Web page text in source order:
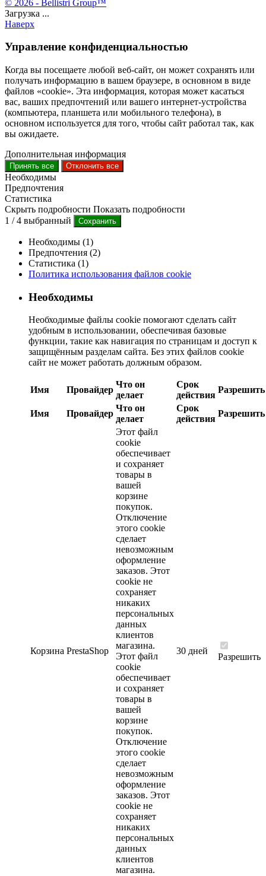
© 2026 - Bellistri Group™
Загрузка ...
Наверх
Управление конфиденциальностью
Когда вы посещаете любой веб-сайт, он может сохранять или
получать информацию в вашем браузере, в основном в виде
файлов «cookie». Эта информация, которая может касаться
вас, ваших предпочтений или вашего интернет-устройства
(компьютера, планшета или мобильного телефона), в
основном используется для того, чтобы сайт работал так, как
вы ожидаете.
Дополнительная информация
Принять все Отклонить все
Необходимы
Предпочтения
Статистика
Скрыть подробности Показать подробности
1 /4 выбранный Сохранить
Необходимы (1)
Предпочтения (2)
Статистика (1)
Политика использования файлов cookie
Необходимы
Необходимые файлы cookie помогают сделать сайт
удобным в использовании, обеспечивая базовые
функции, такие как навигация по страницам и доступ к
защищённым разделам сайта. Без этих файлов cookie
сайт не может работать должным образом.
Имя Провайдер
Что он
делает
Срок
действия
Разрешить
Имя Провайдер
Что он
делает
Срок
действия
Разрешить
Корзина PrestaShop
Этот файл
cookie
обеспечивает
и сохраняет
товары в
вашей
корзине
покупок.
Отключение
этого cookie
сделает
невозможным
оформление
заказов. Этот
cookie не
сохраняет
никаких
персональных
данных
клиентов
магазина.
Этот файл
cookie
обеспечивает
и сохраняет
товары в
вашей
корзине
покупок.
Отключение
этого cookie
сделает
невозможным
оформление
заказов. Этот
cookie не
сохраняет
никаких
персональных
данных
клиентов
магазина.
30 дней
Разрешить